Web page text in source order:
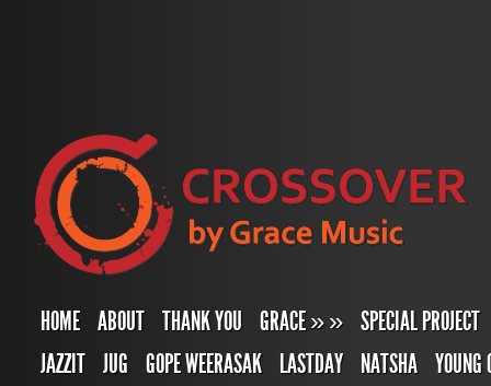
HOME ABOUT THANK YOU GRACE»» SPECIAL PROJECT
JAZZIT JUG GOPE WEERASAK LASTDAY NATSHA YOUNG